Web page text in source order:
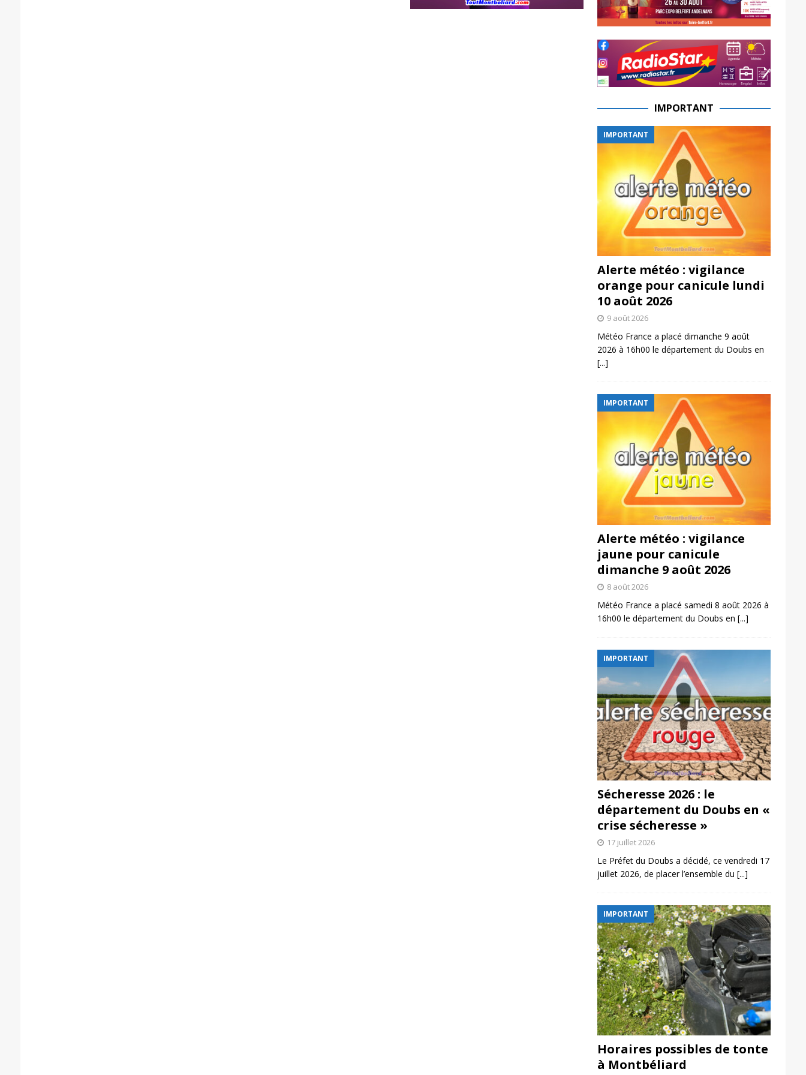
IMPORTANT
IMPORTANT
Alerte météo : vigilance
orange pour canicule lundi
10 août 2026
9 août 2026
Météo France a placé dimanche 9 août
2026 à 16h00 le département du Doubs en
[...]
IMPORTANT
Alerte météo : vigilance
jaune pour canicule
dimanche 9 août 2026
8 août 2026
Météo France a placé samedi 8 août 2026 à
16h00 le département du Doubs en [...]
IMPORTANT
Sécheresse 2026 : le
département du Doubs en «
crise sécheresse »
17 juillet 2026
Le Préfet du Doubs a décidé, ce vendredi 17
juillet 2026, de placer l’ensemble du [...]
IMPORTANT
Horaires possibles de tonte
à Montbéliard